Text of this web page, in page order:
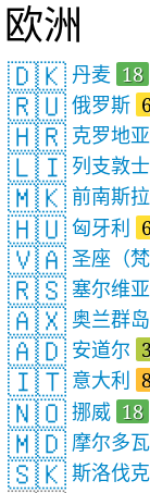
欧洲
🇩🇰 丹麦 18
🇷🇺 俄罗斯
🇭🇷 克罗地亚
🇱🇮 列支敦
🇲🇰 前南斯
🇭🇺 匈牙利
🇻🇦 圣座（梵
🇷🇸 塞尔维亚
🇦🇽 奥兰群岛
🇦🇩 安道尔
🇮🇹 意大利
🇳🇴 挪威 18
🇲🇩 摩尔多
🇸🇰 斯洛伐